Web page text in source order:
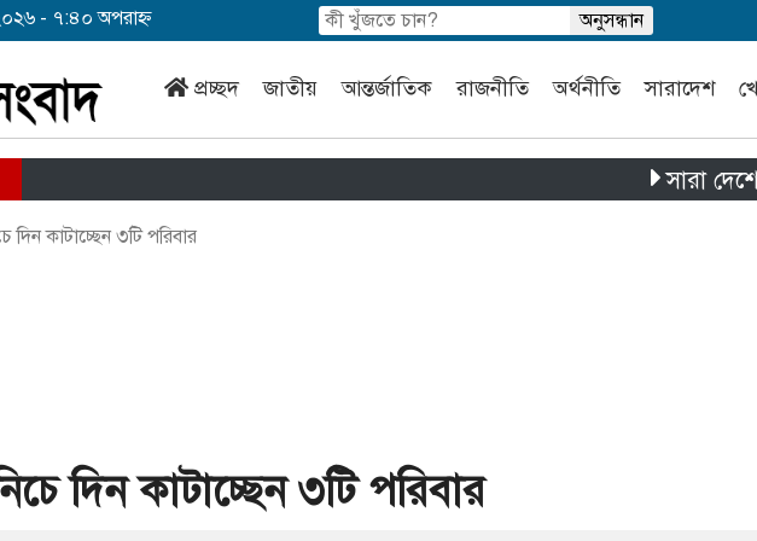
- ৭:৪০ অপরাহ্ন
প্রচ্ছদ জাতীয় আন্তর্জাতিক রাজনীতি অর্থনীতি সারাদেশ
সারা দেশে পৃথক
দিন কাটাচ্ছেন ৩টি পরিবার
দিন কাটাচ্ছেন ৩টি পরিবার